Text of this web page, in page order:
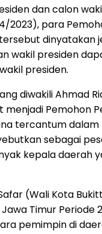
dan calon
2023), para
wakil presiden
presiden.
diwakili Ahmad
Pemohon
tercantum
sebagai
kepala
(Wali Kota
Timur
pemimpin di